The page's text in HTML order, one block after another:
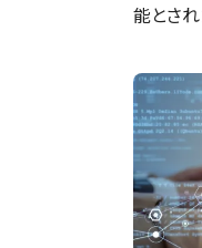
能とさ